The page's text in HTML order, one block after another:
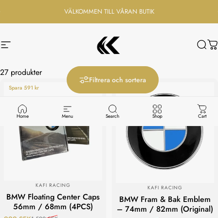
VÄLKOMMEN TILL VÅRAN BUTIK
Webbplatsnavigering Kafi Racing Sök
Home Menu Search Shop Cart
Filtrera och sortera
27 produkter
Spara 591 kr
LEVERANTÖR:
KAFI RACING
BMW Floating Center Caps
56mm / 68mm (4PCS)
LEVERANTÖR:
KAFI RACING
BMW Fram & Bak Emblem
– 74mm / 82mm (Original)